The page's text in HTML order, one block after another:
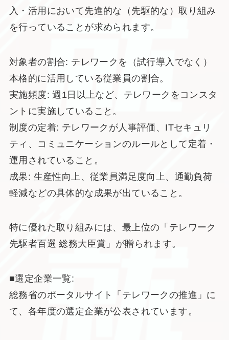
入・活用において先進的な（先駆的な）取り組み
を行っていることが求められます。
対象者の割合: テレワークを（試行導入でなく）
本格的に活用している従業員の割合。
実施頻度: 週1日以上など、テレワークをコンスタ
ントに実施していること。
制度の定着: テレワークが人事評価、ITセキュリ
ティ、コミュニケーションのルールとして定着・
運用されていること。
成果: 生産性向上、従業員満足度向上、通勤負荷
軽減などの具体的な成果が出ていること。
特に優れた取り組みには、最上位の「テレワーク
先駆者百選 総務大臣賞」が贈られます。
■選定企業一覧:
総務省のポータルサイト「テレワークの推進」に
て、各年度の選定企業が公表されています。